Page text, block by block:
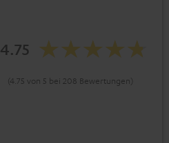
4.75
(4.75 von 5 bei 208 Bewertungen)